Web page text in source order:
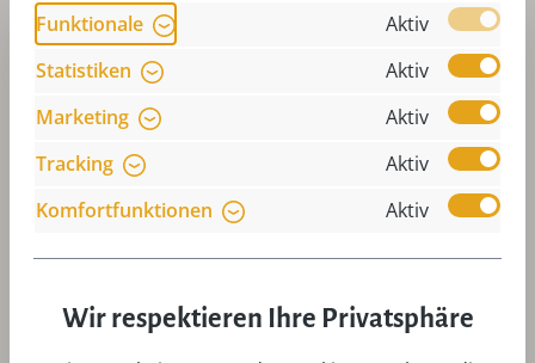
In den
Funktionale
Aktiv
Statistiken
Aktiv
Marketing
Aktiv
Tracking
Aktiv
Komfortfunktionen
Aktiv
Wir respektieren Ihre Privatsphäre